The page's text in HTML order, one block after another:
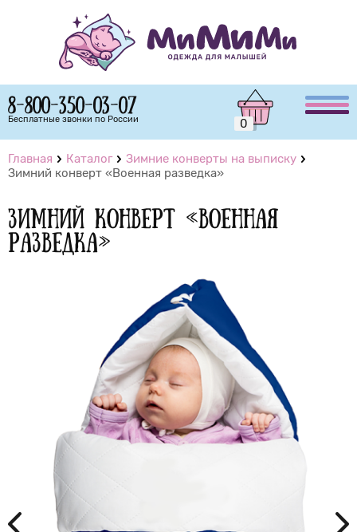
8-800-350-03-07
Бесплатные звонки по России 0
Главная Каталог
Зимние конверты на выписку
Зимний конверт «Военная разведка»
Зимний конверт «Военная
разведка»